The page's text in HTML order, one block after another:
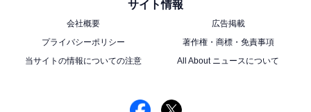
集を経てフリーライターに転向後、グルメ、観光、
ドラマレビューを中心に取材・執筆の傍ら、飲食企
業のWeb戦略コンサルティングも行う。
サイト情報
会社概要
広告掲載
プライバシーポリシー
著作権・商標・免責事項
当サイトの情報についての注意
All About ニュースについて